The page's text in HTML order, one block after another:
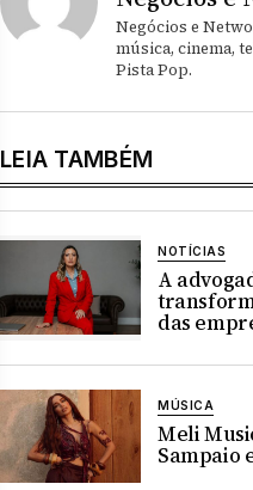
Negócios e
música, cinema,
Pista Pop.
LEIA TAMBÉM
NOTÍCIAS
A
das
MÚSICA
Meli
Sampaio